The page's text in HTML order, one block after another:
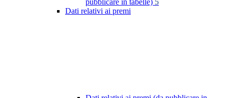
pubblicare in tabelle) 5
Dati relativi ai premi